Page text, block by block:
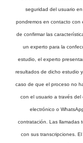
seguridad del usuario
pondremos en contacto con
de confirmar las
un experto para la
estudio, el experto
resultados de dicho estudio
caso de que el proceso no
con el usuario a través
electrónico o
contratación. Las llamadas
con sus transcripciones.